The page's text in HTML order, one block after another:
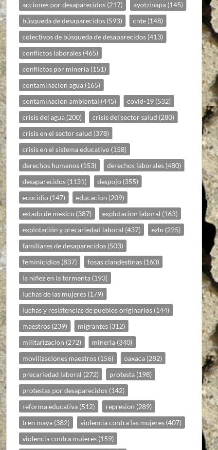
acciones por desaparecidos (217) ayotzinapa (145)
búsqueda de desaparecidos (593) cnte (148)
colectivos de búsqueda de desaparecidos (413)
conflictos laborales (465)
conflictos por mineria (151)
contaminacion agua (165)
contaminacion ambiental (445) covid-19 (532)
crisis del agua (200) crisis del sector salud (280)
crisis en el sector salud (378)
crisis en el sistema educativo (158)
derechos humanos (153) derechos laborales (480)
desaparecidos (1131) despojo (355)
ecocidio (147) educacion (209)
estado de mexico (387) explotacion laboral (163)
explotación y precariedad laboral (437) ezln (225)
familiares de desaparecidos (503)
feminicidios (837) fosas clandestinas (160)
la niñez en la tormenta (193)
luchas de las mujeres (179)
luchas y resistencias de pueblos originarios (144)
maestros (239) migrantes (312)
militarizacion (272) mineria (340)
movilizaciones maestros (156) oaxaca (282)
precariedad laboral (272) protesta (198)
protestas por desaparecidos (142)
reforma educativa (512) represion (289)
tren maya (382) violencia contra las mujeres (407)
violencia contra mujeres (159)